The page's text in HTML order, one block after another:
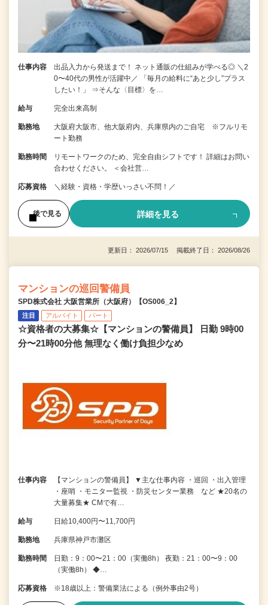
仕事内容
出品入力から発送まで！ ネット通販の仕組みが学べる◎ ＼2
0〜40代の男性が活躍中／ 「毎月の給料に“あと少し”プラス
したい！」 ⇒そんな〈目標〉を…
給与 完全出来高制
勤務地
大阪府大阪市、他大阪府内、兵庫県内のご自宅 ※フルリモ
ート勤務
勤務時間
リモートワークのため、完全自由シフトです！ 詳細はお問い
合わせください。 ＜会社営…
応募資格 ＼経験・資格・学歴いっさい不問！／
後で見る 詳細を見る
更新日： 2026/07/15 掲載終了日： 2026/08/26
マンションの巡回警備員
SPD株式会社 大阪営業所（大阪府）【OS006_2】
注目 アルバイト パート
☆資格者の大募集☆【マンションの警備員】 日勤 9時00
分〜21時00分他 無理なく働け負担少なめ
仕事内容
【マンションの警備員】 ▼主な仕事内容 ・巡回 ・出入管理
・座哨 ・モニター監視 ・防災センター業務 など ★20名の
大量募集★ CMで有…
給与 日給10,400円〜11,700円
勤務地 兵庫県神戸市灘区
勤務時間
日勤：9：00〜21：00（実働8h） 夜勤：21：00〜9：00
（実働8h） ◆…
応募資格 ※18歳以上：警備業法による（例外事由2号）